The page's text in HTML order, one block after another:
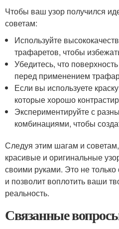
Чтобы ваш узор получился
советам:
Используйте
трафаретов, чтобы
Убедитесь, что
перед применением
Если вы используете
которые хорошо
Экспериментируйте с
комбинациями, чтобы
Следуя этим шагам и
красивые и оригинальные
своими руками. Это не
и позволит воплотить ваши
реальность.
Связанные